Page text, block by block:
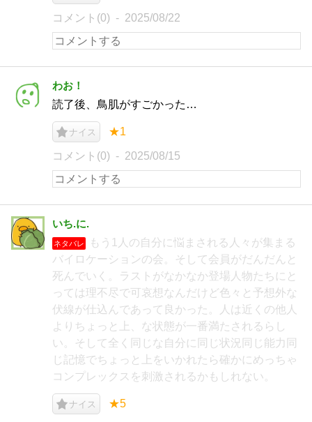
コメント(0) 2025/08/22
わお！
読了後、鳥肌がすごかった…
ナイス ★1
コメント(0) 2025/08/15
いち.に.
ネタバレ
もう1人の自分に悩まされる人々が集まる
バイロケーションの会。そして会員がだんだんと
死んでいく。ラストがなかなか登場人物たちにと
っては理不尽で可哀想なんだけど色々と予想外な
伏線が仕込んであって良かった。人は近くの他人
よりちょっと上、な状態が一番満たされるらし
い。そして全く同じな自分に同じ状況同じ能力同
じ記憶でちょっと上をいかれたら確かにめっちゃ
コンプレックスを刺激されるかもしれない。
ナイス ★5